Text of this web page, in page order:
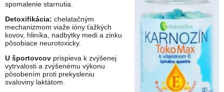
spomalenie starnutia.
Detoxifikácia: chelatačným
mechanizmom viaže ióny ťažkých
kovov, hliníka, nadbytky medi a zinku
pôsobiace neurotoxicky.
U športovcov prispieva k zvýšenej
vytrvalosti a zvýšenému výkonu
pôsobením proti prekysleniu
svaloviny laktátom.